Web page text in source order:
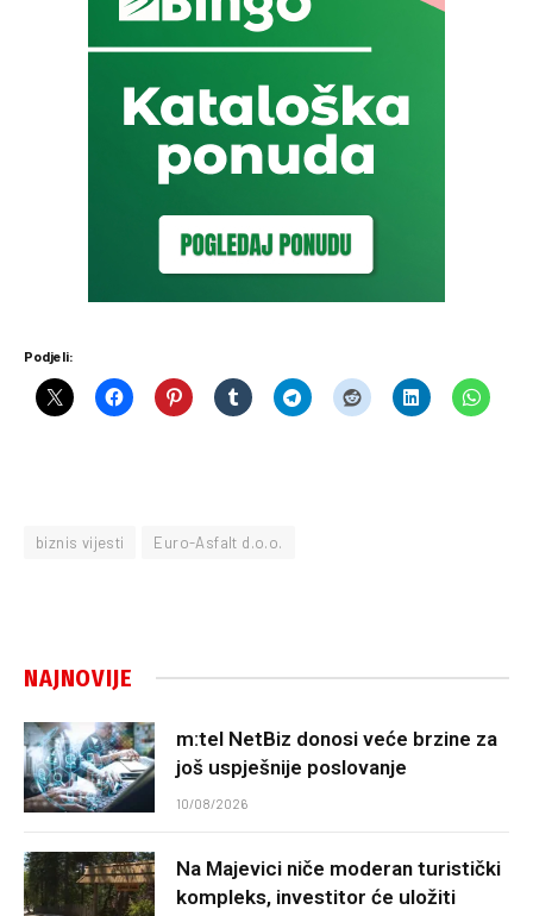
Podjeli:
biznis vijesti Euro-Asfalt d.o.o.
NAJNOVIJE
m:tel NetBiz donosi veće brzine za
još uspješnije poslovanje
10/08/2026
Na Majevici niče moderan turistički
kompleks, investitor će uložiti